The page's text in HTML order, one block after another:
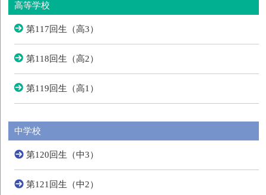
高等学校
第117回生（高3）
第118回生（高2）
第119回生（高1）
中学校
第120回生（中3）
第121回生（中2）